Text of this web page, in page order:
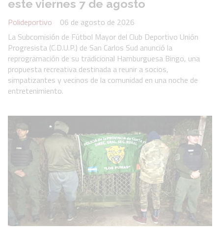
este viernes 7 de agosto
Polideportivo
06 de agosto de 2026
La Subcomisión de Fútbol Mayor del Club Deportivo Unión
Progresista (C.D.U.P.) de San Carlos Sud anunció la
reprogramación de su tradicional Hamburguesa Bingo, una
propuesta recreativa destinada a reunir a socios,
simpatizantes y vecinos de la comunidad en una noche de
entretenimiento.